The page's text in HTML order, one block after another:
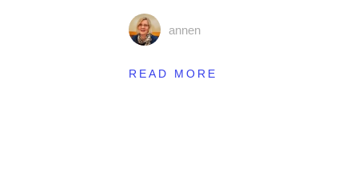
annen
READ MORE